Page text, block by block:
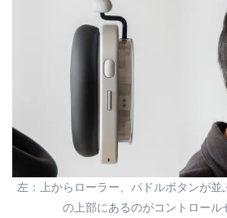
左：上からローラー、パドルボタンが並
の上部にあるのがコントロール